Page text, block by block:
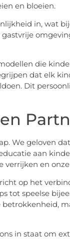
en bloeien.
in, wat
die
dat elk
Dit
We geloven
aan
verrijken en
op het
tot speelse
in staat om